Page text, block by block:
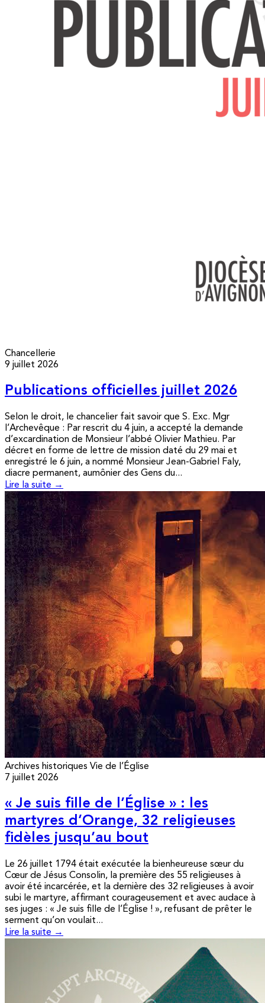
Chancellerie
9 juillet 2026
Publications officielles juillet 2026
Selon le droit, le chancelier fait savoir que S. Exc. Mgr
l’Archevêque : Par rescrit du 4 juin, a accepté la demande
d’excardination de Monsieur l’abbé Olivier Mathieu. Par
décret en forme de lettre de mission daté du 29 mai et
enregistré le 6 juin, a nommé Monsieur Jean-Gabriel Faly,
diacre permanent, aumônier des Gens du...
Lire la suite →
Archives historiques Vie de l’Église
7 juillet 2026
« Je suis fille de l’Église » : les
martyres d’Orange, 32 religieuses
fidèles jusqu’au bout
Le 26 juillet 1794 était exécutée la bienheureuse sœur du
Cœur de Jésus Consolin, la première des 55 religieuses à
avoir été incarcérée, et la dernière des 32 religieuses à avoir
subi le martyre, affirmant courageusement et avec audace à
ses juges : « Je suis fille de l’Église ! », refusant de prêter le
serment qu’on voulait...
Lire la suite →